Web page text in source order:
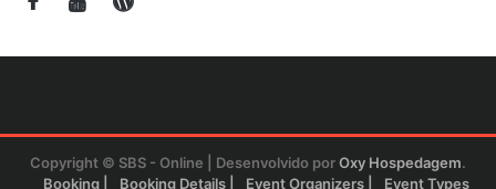
Copyright © SBS - Online | Desenvolvido porOxy Hospedagem.
Booking
Booking Details Event Organizers Event Types